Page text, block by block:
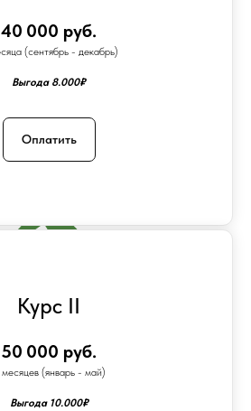
40 000 руб.
(сентябрь - декабрь)
Выгода 8.000₽
Оплатить
Курс II
50 000 руб.
(январь - май)
Выгода 10.000₽